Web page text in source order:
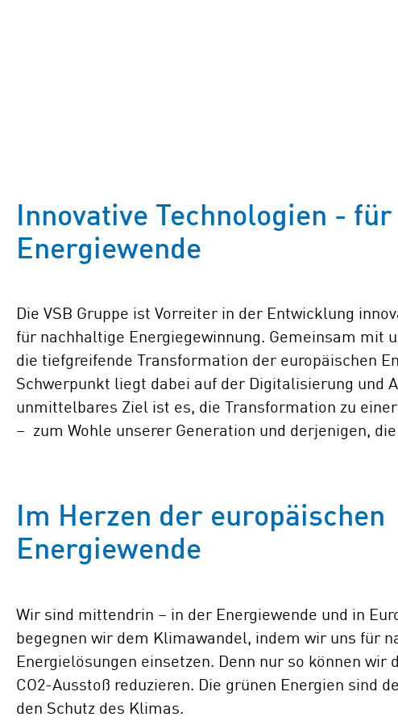
Innovative Technologien -
Energiewende
Die VSB Gruppe ist Vorreiter in der Entwicklung
für nachhaltige Energiegewinnung. Gemeinsam mit
die tiefgreifende Transformation der europäischen
Schwerpunkt liegt dabei auf der Digitalisierung und
unmittelbares Ziel ist es, die Transformation zu
– zum Wohle unserer Generation und derjenigen,
Im Herzen der europäischen
Energiewende
Wir sind mittendrin – in der Energiewende und in
begegnen wir dem Klimawandel, indem wir uns für
Energielösungen einsetzen. Denn nur so können wir
CO2-Ausstoß reduzieren. Die grünen Energien sind
den Schutz des Klimas.